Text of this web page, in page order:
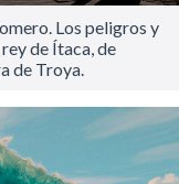
Los peligros y
de Ítaca, de
de Troya.